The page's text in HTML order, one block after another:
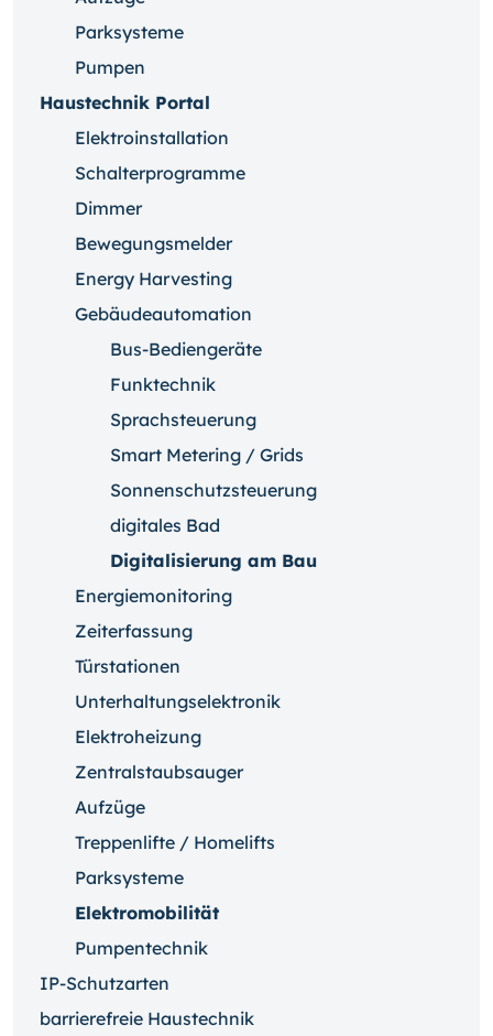
Parksysteme
Pumpen
Haustechnik Portal
Elektroinstallation
Schalterprogramme
Dimmer
Bewegungsmelder
Energy Harvesting
Gebäudeautomation
Bus-Bediengeräte
Funktechnik
Sprachsteuerung
Smart Metering / Grids
Sonnenschutzsteuerung
digitales Bad
Digitalisierung am Bau
Energiemonitoring
Zeiterfassung
Türstationen
Unterhaltungselektronik
Elektroheizung
Zentralstaubsauger
Aufzüge
Treppenlifte / Homelifts
Parksysteme
Elektromobilität
Pumpentechnik
IP-Schutzarten
barrierefreie Haustechnik